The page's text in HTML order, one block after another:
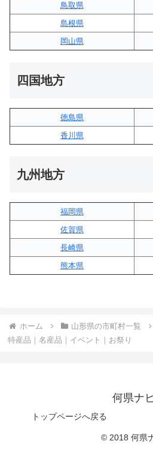
鳥取県
島根県
岡山県
四国地方
徳島県
香川県
九州地方
福岡県
佐賀県
長崎県
熊本県
ホーム 山形県の市町村一覧
特産品｜名産品｜イベント｜お祭り
何県ナ
トップページへ戻る
© 2018 何県